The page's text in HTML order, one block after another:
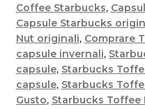
Coffee Starbucks,
Capsule Starbucks
Nut originali, Comprare
capsule invernali,
capsule, Starbucks
capsule, Starbucks
Gusto, Starbucks Toffee